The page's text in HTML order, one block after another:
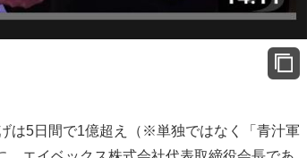
は5日間で1億超え（※単独ではなく「青汁軍